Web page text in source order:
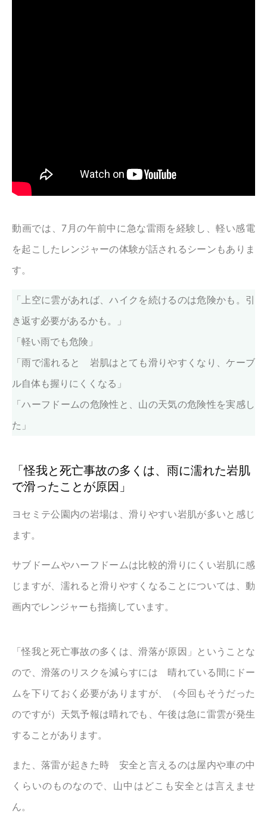
動画では、7月の午前中に急な雷雨を経験し、軽い感電
を起こしたレンジャーの体験が話されるシーンもありま
す。
「上空に雲があれば、ハイクを続けるのは危険かも。引
き返す必要があるかも。」
「軽い雨でも危険」
「雨で濡れると 岩肌はとても滑りやすくなり、ケーブ
ル自体も握りにくくなる」
「ハーフドームの危険性と、山の天気の危険性を実感し
た」
「怪我と死亡事故の多くは、雨に濡れた岩肌
で滑ったことが原因」
ヨセミテ公園内の岩場は、滑りやすい岩肌が多いと感じ
ます。
サブドームやハーフドームは比較的滑りにくい岩肌に感
じますが、濡れると滑りやすくなることについては、動
画内でレンジャーも指摘しています。
「怪我と死亡事故の多くは、滑落が原因」ということな
ので、滑落のリスクを減らすには 晴れている間にドー
ムを下りておく必要がありますが、（今回もそうだった
のですが）天気予報は晴れでも、午後は急に雷雲が発生
することがあります。
また、落雷が起きた時 安全と言えるのは屋内や車の中
くらいのものなので、山中はどこも安全とは言えませ
ん。